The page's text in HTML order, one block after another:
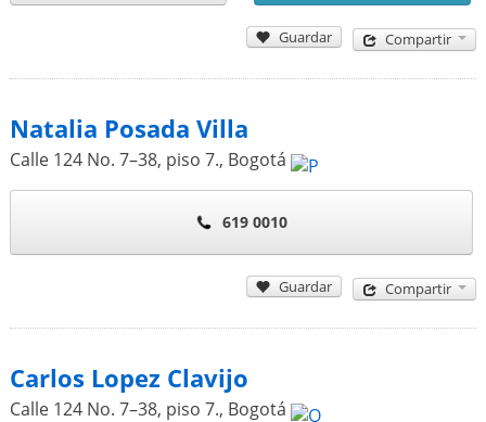
Guardar Compartir
Natalia Posada Villa
Calle 124 No. 7–38, piso 7., Bogotá
619 0010
Guardar Compartir
Carlos Lopez Clavijo
Calle 124 No. 7–38, piso 7., Bogotá